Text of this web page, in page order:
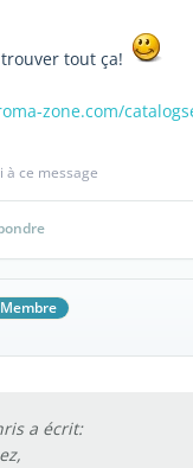
tout ça!
zone.com/
à ce message
Membre
a écrit: